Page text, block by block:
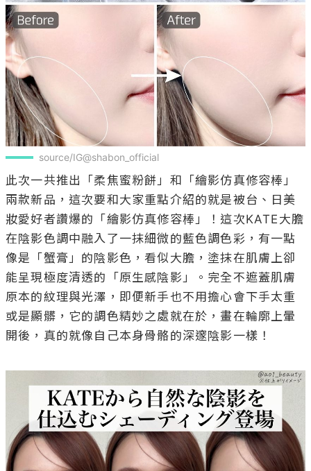
source/IG@shabon_official
此次一共推出「柔焦蜜粉餅」和「繪影仿真修容棒」
兩款新品，這次要和大家重點介紹的就是被台、日美
妝愛好者讚爆的「繪影仿真修容棒」！這次KATE大膽
在陰影色調中融入了一抹細微的藍色調色彩，有一點
像是「蟹膏」的陰影色，看似大膽，塗抹在肌膚上卻
能呈現極度清透的「原生感陰影」。完全不遮蓋肌膚
原本的紋理與光澤，即便新手也不用擔心會下手太重
或是顯髒，它的調色精妙之處就在於，畫在輪廓上暈
開後，真的就像自己本身骨骼的深邃陰影一樣！